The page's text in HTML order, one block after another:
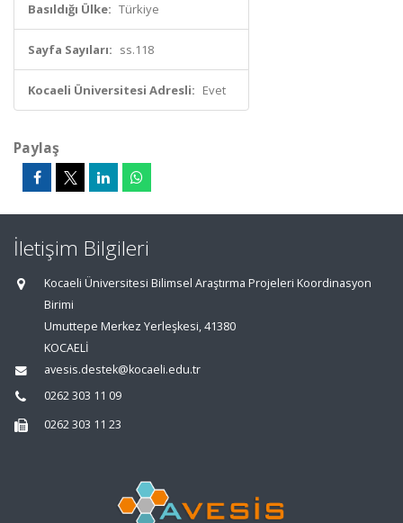
Basıldığı Ülke: Türkiye
Sayfa Sayıları: ss.118
Kocaeli Üniversitesi Adresli: Evet
Paylaş
İletişim Bilgileri
Kocaeli Üniversitesi Bilimsel Araştırma Projeleri Koordinasyon
Birimi
Umuttepe Merkez Yerleşkesi, 41380
KOCAELİ
avesis.destek@kocaeli.edu.tr
0262 303 11 09
0262 303 11 23